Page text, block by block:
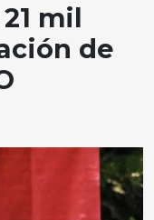
mil
de